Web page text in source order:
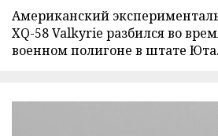
Американский
XQ-58 Valkyrie разбился во
военном полигоне в штате Юта.